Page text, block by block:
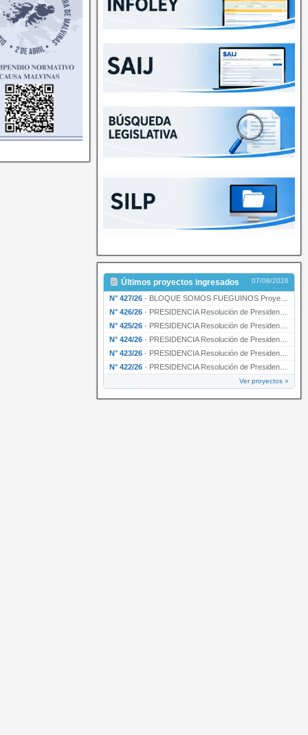
Últimos proyectos ingresados 07/08/2026
N° 427/26 · BLOQUE SOMOS FUEGUINOS Proyecto de Declaración declarando de interés provincial PRESIDENCI…
N° 426/26 · PRESIDENCIA Resolución de Presidencia N° 216/26 declarando de interés provincial la labor …
N° 425/26 · PRESIDENCIA Resolución de Presidencia N° 212/26 declarando de interés provincial el “50° A…
N° 424/26 · PRESIDENCIA Resolución de Presidencia Nº 210/26 declarando de interés provincial el proyec…
N° 423/26 · PRESIDENCIA Resolución de Presidencia Nº 209/26 declarando de interés provincial la presen…
N° 422/26 · PRESIDENCIA Resolución de Presidencia N° 200/26 para su ratificación.
Ver proyectos »